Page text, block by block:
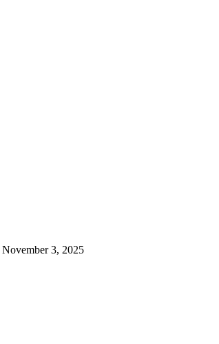
November 3, 2025